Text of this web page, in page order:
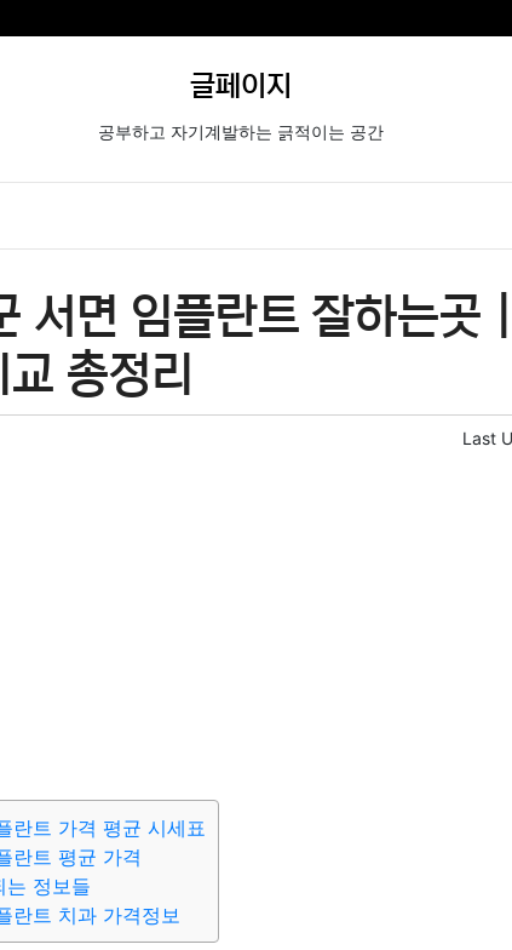
글페이지
공부하고 자기계발하는 긁적이는 공간
서면 임플란트 잘하는곳
총정리
Last
란트 가격 평균 시세표
란트 평균 가격
는 정보들
란트 치과 가격정보